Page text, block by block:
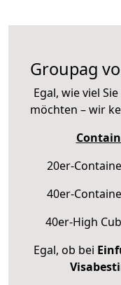
Groupag
Egal, wie viel
möchten – wir
20er-
40er-
40er-High
Egal, ob bei